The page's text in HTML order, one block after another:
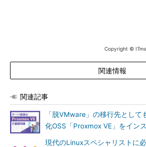
Copyright ©
関連情報
関連記事
「脱VMware」の移行先とし
化OSS「Proxmox VE」をイン
現代のLinuxスペシャリストに